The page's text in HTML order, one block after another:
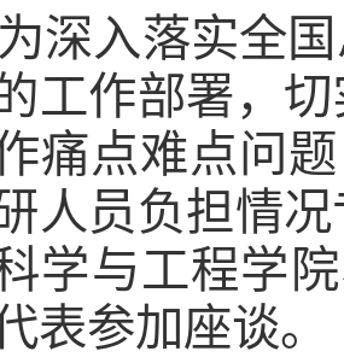
为深入落实全
工作部署，
痛点难点问
人员负担情
学与工程学
表参加座谈。